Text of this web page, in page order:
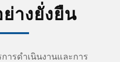
างยั่งยืน
ารดำเนินงานและการ